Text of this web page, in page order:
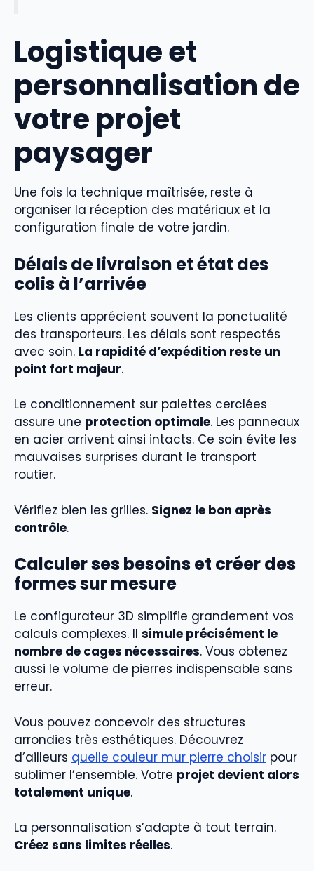
Logistique et
personnalisation de
votre projet
paysager
Une fois la technique maîtrisée, reste à
organiser la réception des matériaux et la
configuration finale de votre jardin.
Délais de livraison et état des
colis à l’arrivée
Les clients apprécient souvent la ponctualité
des transporteurs. Les délais sont respectés
avec soin. La rapidité d’expédition reste un
point fort majeur.
Le conditionnement sur palettes cerclées
assure une protection optimale. Les panneaux
en acier arrivent ainsi intacts. Ce soin évite les
mauvaises surprises durant le transport
routier.
Vérifiez bien les grilles. Signez le bon après
contrôle.
Calculer ses besoins et créer des
formes sur mesure
Le configurateur 3D simplifie grandement vos
calculs complexes. Il simule précisément le
nombre de cages nécessaires. Vous obtenez
aussi le volume de pierres indispensable sans
erreur.
Vous pouvez concevoir des structures
arrondies très esthétiques. Découvrez
d’ailleurs quelle couleur mur pierre choisir pour
sublimer l’ensemble. Votre projet devient alors
totalement unique.
La personnalisation s’adapte à tout terrain.
Créez sans limites réelles.